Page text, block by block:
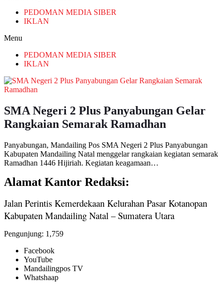
PEDOMAN MEDIA SIBER
IKLAN
Menu
PEDOMAN MEDIA SIBER
IKLAN
SMA Negeri 2 Plus Panyabungan Gelar
Rangkaian Semarak Ramadhan
Panyabungan, Mandailing Pos SMA Negeri 2 Plus Panyabungan
Kabupaten Mandailing Natal menggelar rangkaian kegiatan semarak
Ramadhan 1446 Hijiriah. Kegiatan keagamaan…
Alamat Kantor Redaksi:
Jalan Perintis Kemerdekaan Kelurahan Pasar Kotanopan
Kabupaten Mandailing Natal – Sumatera Utara
Pengunjung: 1,759
Facebook
YouTube
Mandailingpos TV
Whatshaap